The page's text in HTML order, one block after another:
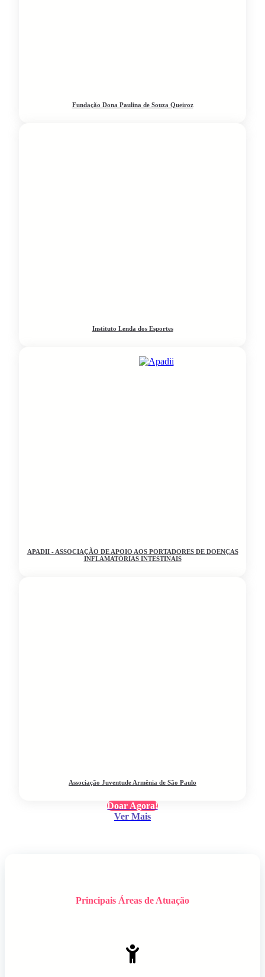
Fundação Dona Paulina de Souza Queiroz
Instituto Lenda dos Esportes
APADII - ASSOCIAÇÃO DE APOIO AOS PORTADORES DE DOENÇAS
INFLAMATÓRIAS INTESTINAIS
Associação Juventude Armênia de São Paulo
Doar Agora!
Ver Mais
Principais Áreas de Atuação